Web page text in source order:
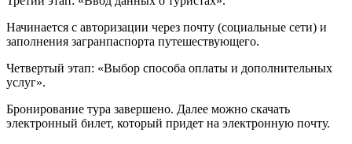
Начинается с авторизации через почту (социальные сети) и
заполнения загранпаспорта путешествующего.
Четвертый этап: «Выбор способа оплаты и дополнительных
услуг».
Бронирование тура завершено. Далее можно скачать
электронный билет, который придет на электронную почту.